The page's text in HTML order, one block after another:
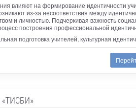
влияют на формирование идентичности
из-за несоответствия между
и личностью. Подчеркивая важность
построения профессиональной
подготовка учителей, культурная
«ТИСБИ»